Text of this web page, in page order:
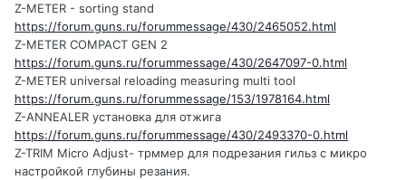
Z-METER - sorting stand
https://forum.guns.ru/forummessage/430/2465052.html
Z-METER COMPACT GEN 2
https://forum.guns.ru/forummessage/430/2647097-0.html
Z-METER universal reloading measuring multi tool
https://forum.guns.ru/forummessage/153/1978164.html
Z-ANNEALER установка для отжига
https://forum.guns.ru/forummessage/430/2493370-0.html
Z-TRIM Micro Adjust- трммер для подрезания гильз с микро
настройкой глубины резания.